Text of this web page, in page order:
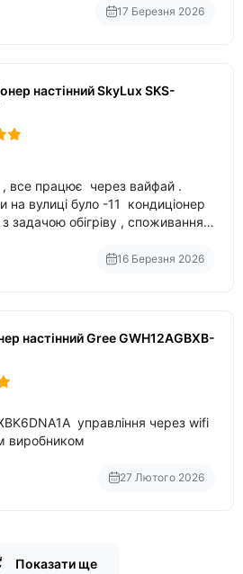
17 Березня 2026
настінний SkyLux SKS-
, все працює через вайфай .
вулиці було -11 кондиціонер
задачою обігріву , споживання
16 Березня 2026
настінний Gree GWH12AGBXB-
управління через wifi
виробником
27 Лютого 2026
Показати ще